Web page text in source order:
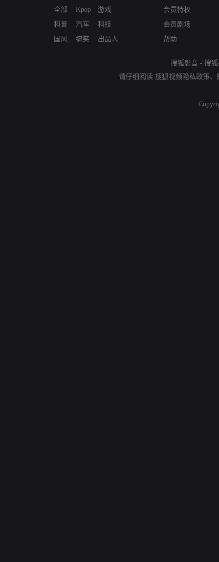
全部
科普
国风
Kpop
汽车
搞笑
游戏
科技
出品人
会员特权
会员剧场
帮助
搜狐影音 - 搜
请仔细阅读 搜狐视频隐私政策、